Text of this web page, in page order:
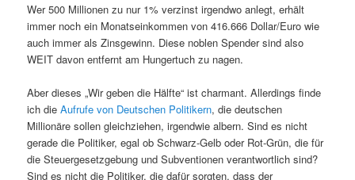
Wer 500 Millionen zu nur 1% verzinst irgendwo anlegt, erhält
immer noch ein Monatseinkommen von 416.666 Dollar/Euro wie
auch immer als Zinsgewinn. Diese noblen Spender sind also
WEIT davon entfernt am Hungertuch zu nagen.
Aber dieses „Wir geben die Hälfte“ ist charmant. Allerdings finde
ich dieAufrufe von Deutschen Politikern, die deutschen
Millionäre sollen gleichziehen, irgendwie albern. Sind es nicht
gerade die Politiker, egal ob Schwarz-Gelb oder Rot-Grün, die für
die Steuergesetzgebung und Subventionen verantwortlich sind?
Sind es nicht die Politiker, die dafür sorgten, dass der